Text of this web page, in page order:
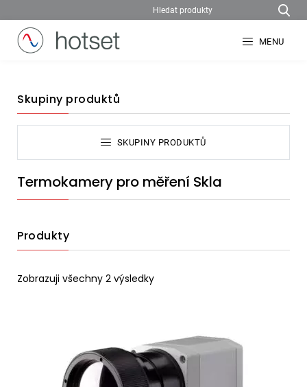
MENU
Skupiny produktů
SKUPINY PRODUKTŮ
Termokamery pro měření Skla
Produkty
Zobrazuji všechny 2 výsledky